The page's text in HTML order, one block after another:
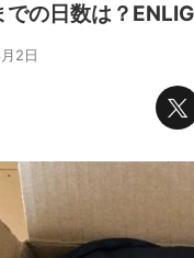
の日数は？
2日